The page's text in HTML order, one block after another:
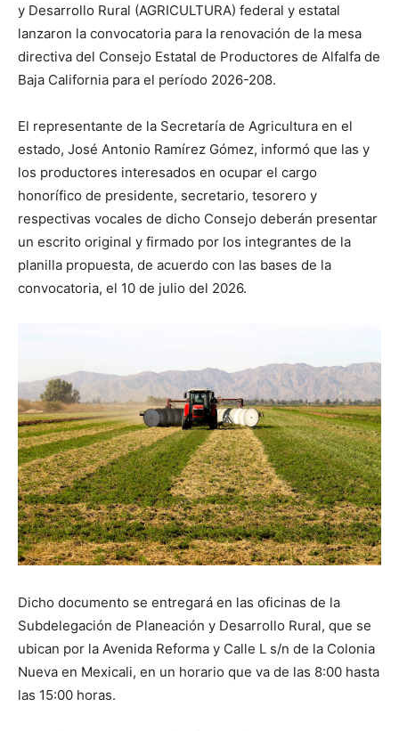
y Desarrollo Rural (AGRICULTURA) federal y estatal
lanzaron la convocatoria para la renovación de la mesa
directiva del Consejo Estatal de Productores de Alfalfa de
Baja California para el período 2026-208.
El representante de la Secretaría de Agricultura en el
estado, José Antonio Ramírez Gómez, informó que las y
los productores interesados en ocupar el cargo
honorífico de presidente, secretario, tesorero y
respectivas vocales de dicho Consejo deberán presentar
un escrito original y firmado por los integrantes de la
planilla propuesta, de acuerdo con las bases de la
convocatoria, el 10 de julio del 2026.
Dicho documento se entregará en las oficinas de la
Subdelegación de Planeación y Desarrollo Rural, que se
ubican por la Avenida Reforma y Calle L s/n de la Colonia
Nueva en Mexicali, en un horario que va de las 8:00 hasta
las 15:00 horas.